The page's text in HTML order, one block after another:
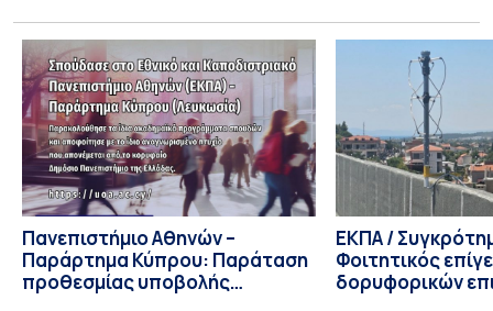
Τμήματος Οικονομικών Επιστημών και του Τμήματος
Διοίκησης Επιχειρήσεων και Οργανισμών τον Σεπτέμβριο
του 2026, ο Κοσμήτορας της Σχολής Οικονομικών και
Πολιτικών Επιστημών, Καθηγητής Νικόλαος Ηρειώτης, και ο
Πρόεδρος του Τμήματος […]
Πανεπιστήμιο Αθηνών –
Παράρτημα Κύπρου: Παράταση
προθεσμίας υποβολής
ΕΚΠΑ /
Φοιτητικός
δορυφορικών